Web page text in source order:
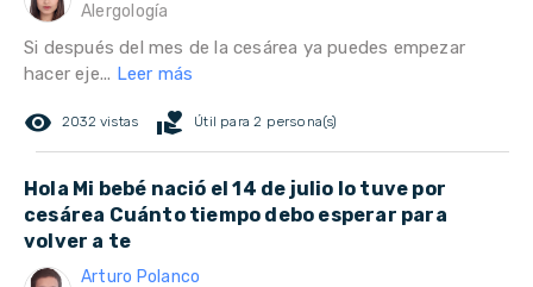
Alergología
Si después del mes de la cesárea ya puedes empezar
hacer eje... Leer más
remove_red_eye 2032 vistas volunteer_activism Útil para 2 persona(s)
Hola Mi bebé nació el 14 de julio lo tuve por
cesárea Cuánto tiempo debo esperar para
volver a te
Arturo Polanco